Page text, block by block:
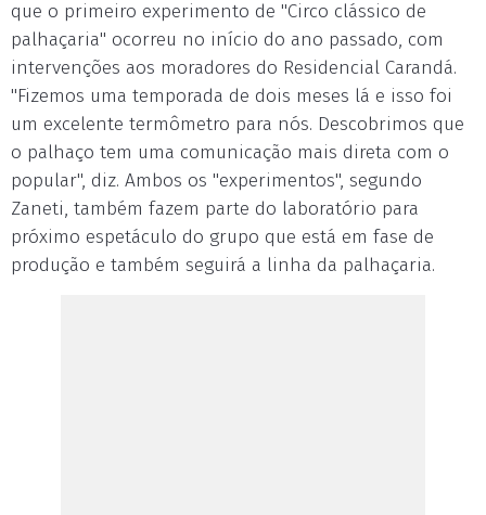
que o primeiro experimento de "Circo clássico de
palhaçaria" ocorreu no início do ano passado, com
intervenções aos moradores do Residencial Carandá.
"Fizemos uma temporada de dois meses lá e isso foi
um excelente termômetro para nós. Descobrimos que
o palhaço tem uma comunicação mais direta com o
popular", diz. Ambos os "experimentos", segundo
Zaneti, também fazem parte do laboratório para
próximo espetáculo do grupo que está em fase de
produção e também seguirá a linha da palhaçaria.